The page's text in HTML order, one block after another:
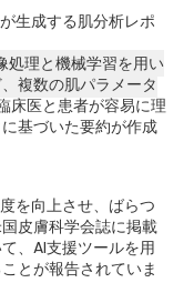
生成する肌分析レポ
処理と機械学習を用い
複数の肌パラメータ
床医と患者が容易に理
基づいた要約が作成
を向上させ、ばらつ
皮膚科学会誌に掲載
、AI支援ツールを用
とが報告されていま